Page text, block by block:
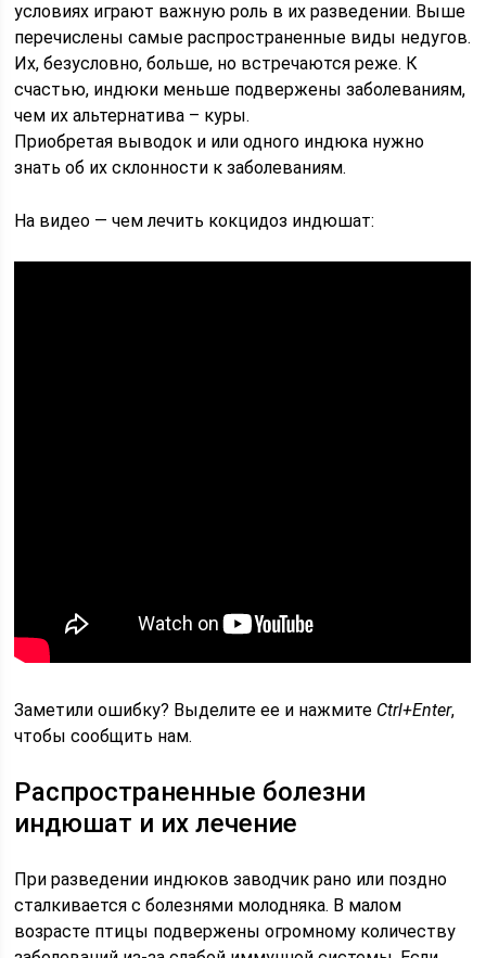
условиях играют важную роль в их разведении. Выше
перечислены самые распространенные виды недугов.
Их, безусловно, больше, но встречаются реже. К
счастью, индюки меньше подвержены заболеваниям,
чем их альтернатива – куры.
Приобретая выводок и или одного индюка нужно
знать об их склонности к заболеваниям.
На видео — чем лечить кокцидоз индюшат:
Заметили ошибку? Выделите ее и нажмите Ctrl+Enter,
чтобы сообщить нам.
Распространенные болезни
индюшат и их лечение
При разведении индюков заводчик рано или поздно
сталкивается с болезнями молодняка. В малом
возрасте птицы подвержены огромному количеству